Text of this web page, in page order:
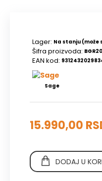
Lager: Na stanju (može
Šifra proizvoda:
EAN kod:
Sage
15.990,00
DODAJ U